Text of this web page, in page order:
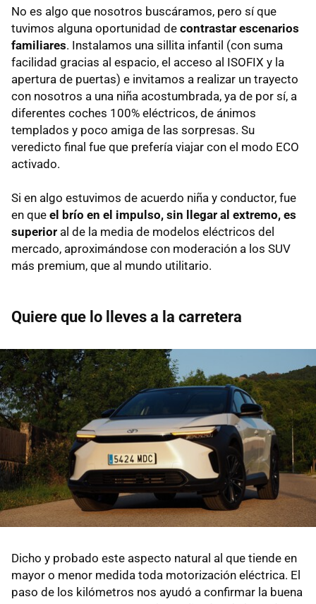
No es algo que nosotros buscáramos, pero sí que
tuvimos alguna oportunidad de contrastar escenarios
familiares. Instalamos una sillita infantil (con suma
facilidad gracias al espacio, el acceso al ISOFIX y la
apertura de puertas) e invitamos a realizar un trayecto
con nosotros a una niña acostumbrada, ya de por sí, a
diferentes coches 100% eléctricos, de ánimos
templados y poco amiga de las sorpresas. Su
veredicto final fue que prefería viajar con el modo ECO
activado.
Si en algo estuvimos de acuerdo niña y conductor, fue
en que el brío en el impulso, sin llegar al extremo, es
superior al de la media de modelos eléctricos del
mercado, aproximándose con moderación a los SUV
más premium, que al mundo utilitario.
Quiere que lo lleves a la carretera
Dicho y probado este aspecto natural al que tiende en
mayor o menor medida toda motorización eléctrica. El
paso de los kilómetros nos ayudó a confirmar la buena